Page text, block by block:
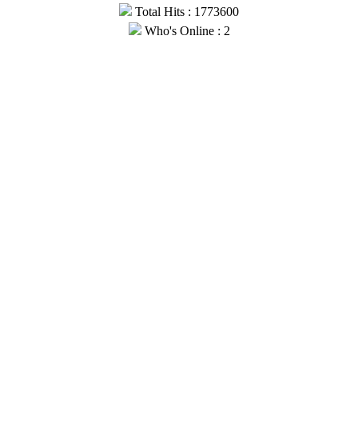
Total Hits : 1773600
Who's Online : 2